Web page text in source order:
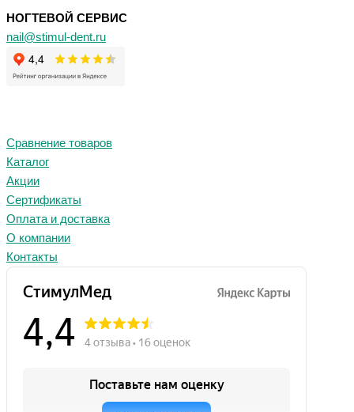
НОГТЕВОЙ СЕРВИС
nail@stimul-dent.ru
Сравнение товаров
Каталог
Акции
Сертификаты
Оплата и доставка
О компании
Контакты